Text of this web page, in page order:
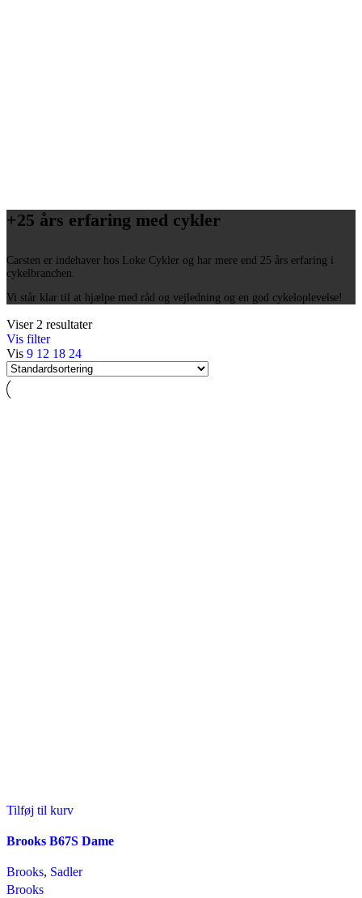
+25 års erfaring med cykler
Carsten er indehaver hos Loke Cykler og har mere end 25 års erfaring i
cykelbranchen.
Vi står klar til at hjælpe med råd og vejledning og en god cykeloplevelse!
Viser 2 resultater
Vis filter
Vis 9 12 18 24
Tilføj til kurv
Brooks B67S Dame
Brooks, Sadler
Brooks